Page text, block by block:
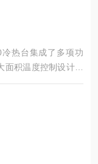
热台集成了多项功
积温度控制设计，
，方便用户快速放置